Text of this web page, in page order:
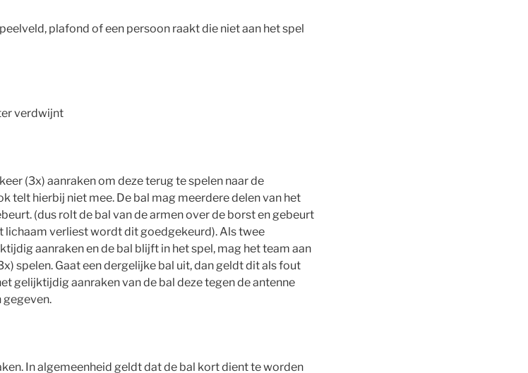
plafond of een persoon raakt die niet aan het spel
verdwijnt
(3x) aanraken om deze terug te spelen naar de
telt hierbij niet mee. De bal mag meerdere delen van het
(dus rolt de bal van de armen over de borst en gebeurt
verliest wordt dit goedgekeurd). Als twee
aanraken en de bal blijft in het spel, mag het team aan
spelen. Gaat een dergelijke bal uit, dan geldt dit als fout
gelijktijdig aanraken van de bal deze tegen de antenne
gegeven.
In algemeenheid geldt dat de bal kort dient te worden